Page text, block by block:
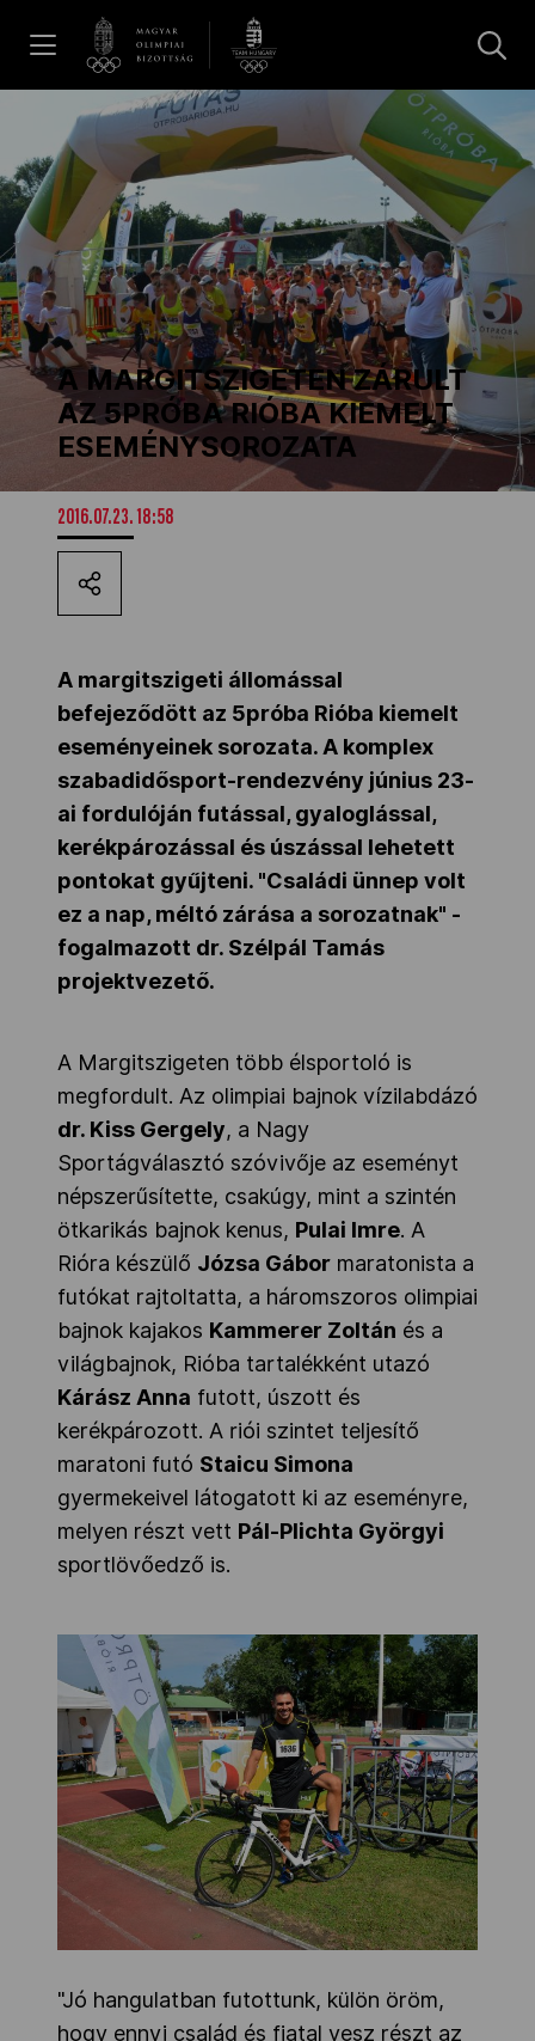
Hírek
Galéria
Dakar 2026
Los Angeles 2028
MOB
Kettőskarrier-program
NOB
Társszervezetek
OVEP
Adatbank
A MARGITSZIGETEN ZÁRULT
AZ 5PRÓBA RIÓBA KIEMELT
ESEMÉNYSOROZATA
2016.07.23. 18:58
A margitszigeti állomással
befejeződött az 5próba Rióba kiemelt
eseményeinek sorozata. A komplex
szabadidősport-rendezvény június 23-
ai fordulóján futással, gyaloglással,
kerékpározással és úszással lehetett
pontokat gyűjteni. "Családi ünnep volt
ez a nap, méltó zárása a sorozatnak" -
fogalmazott dr. Szélpál Tamás
projektvezető.
A Margitszigeten több élsportoló is
megfordult. Az olimpiai bajnok vízilabdázó
dr. Kiss Gergely, a Nagy
Sportágválasztó szóvivője az eseményt
népszerűsítette, csakúgy, mint a szintén
ötkarikás bajnok kenus, Pulai Imre. A
Rióra készülő Józsa Gábor maratonista a
futókat rajtoltatta, a háromszoros olimpiai
bajnok kajakos Kammerer Zoltán és a
világbajnok, Rióba tartalékként utazó
Kárász Anna futott, úszott és
kerékpározott. A riói szintet teljesítő
maratoni futó Staicu Simona
gyermekeivel látogatott ki az eseményre,
melyen részt vett Pál-Plichta Györgyi
sportlövőedző is.
"Jó hangulatban futottunk, külön öröm,
hogy ennyi család és fiatal vesz részt az